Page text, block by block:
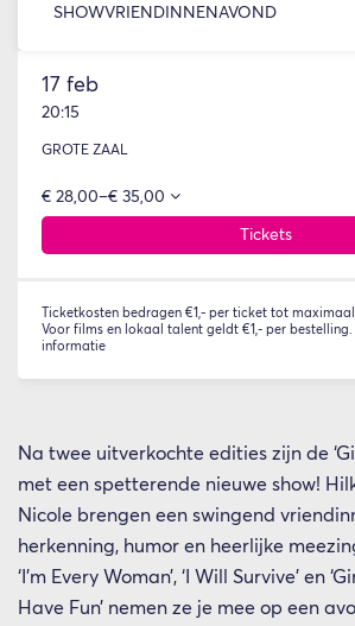
SHOWVRIENDINNENAVOND
17 feb
20:15
GROTE ZAAL
€ 28,00–€ 35,00
Tickets
Ticketkosten bedragen €1,- per ticket tot
Voor films en lokaal talent geldt €1,- per bestelling.
informatie
Na twee uitverkochte edities zijn de
met een spetterende nieuwe show!
Nicole brengen een swingend
herkenning, humor en heerlijke
‘I’m Every Woman’, ‘I Will Survive’ en
Have Fun’ nemen ze je mee op een